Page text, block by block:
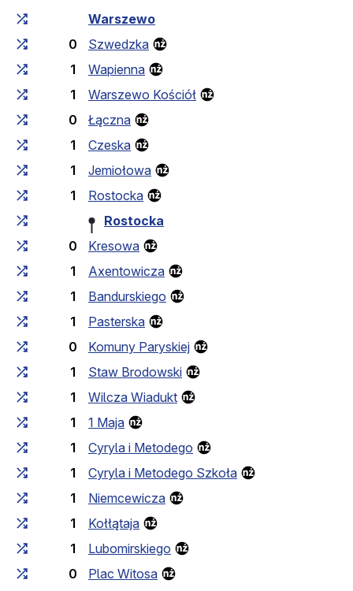
Czas przejazdu narastająco
Warszewo
0
Szwedzka
1
Wapienna
1
Warszewo Kościół
0
Łączna
1
Czeska
1
Jemiołowa
1
Rostocka
Rostocka
0
Kresowa
1
Axentowicza
1
Bandurskiego
1
Pasterska
0
Komuny Paryskiej
1
Staw Brodowski
1
Wilcza Wiadukt
1
1 Maja
1
Cyryla i Metodego
1
Cyryla i Metodego Szkoła
1
Niemcewicza
1
Kołłątaja
1
Lubomirskiego
0
Plac Witosa